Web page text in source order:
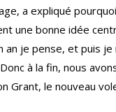
a expliqué
une bonne idée
je pense, et puis
à la fin, nous
Grant, le nouveau